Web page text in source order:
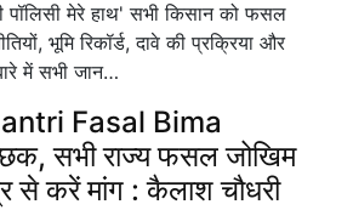
पॉलिसी मेरे हाथ' सभी किसान को फसल
भूमि रिकॉर्ड, दावे की प्रक्रिया और
में सभी जान…
Fasal Bima
सभी राज्य फसल जोखिम
से करें मांग : कैलाश चौधरी